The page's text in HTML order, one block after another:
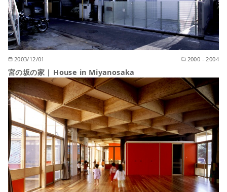
2003/12/01 2000 - 2004
宮の坂の家 | House in Miyanosaka